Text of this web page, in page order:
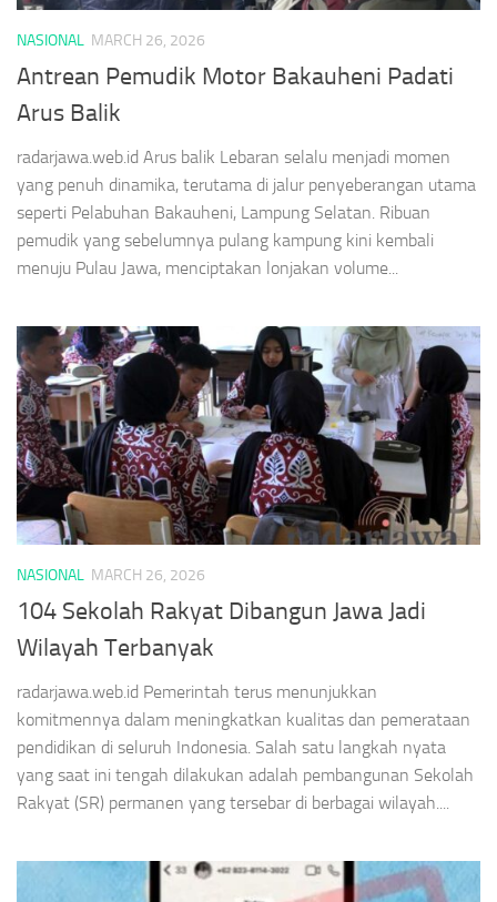
NASIONAL MARCH 26, 2026
Antrean Pemudik Motor Bakauheni Padati
Arus Balik
radarjawa.web.id Arus balik Lebaran selalu menjadi momen
yang penuh dinamika, terutama di jalur penyeberangan utama
seperti Pelabuhan Bakauheni, Lampung Selatan. Ribuan
pemudik yang sebelumnya pulang kampung kini kembali
menuju Pulau Jawa, menciptakan lonjakan volume...
NASIONAL MARCH 26, 2026
104 Sekolah Rakyat Dibangun Jawa Jadi
Wilayah Terbanyak
radarjawa.web.id Pemerintah terus menunjukkan
komitmennya dalam meningkatkan kualitas dan pemerataan
pendidikan di seluruh Indonesia. Salah satu langkah nyata
yang saat ini tengah dilakukan adalah pembangunan Sekolah
Rakyat (SR) permanen yang tersebar di berbagai wilayah....